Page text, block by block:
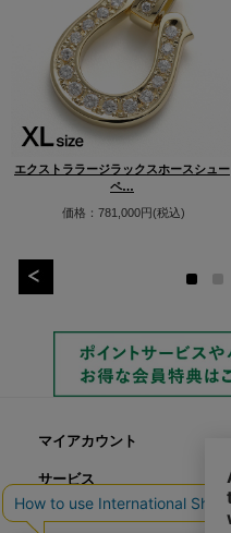
エクストララージラックスホースシュー
ペ…
価格：781,000円(税込)
マイアカウント
サービス